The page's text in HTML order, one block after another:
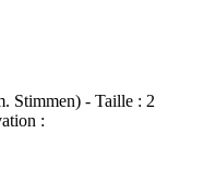
Stimmen) - Taille : 2
: